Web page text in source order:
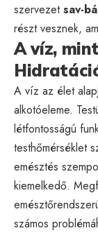
szervezetsav-
részt vesznek,
A víz,
A víz az élet
alkotóeleme.
létfontosságú
testhőmérséklet
emésztés
kiemelkedő.
számos